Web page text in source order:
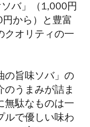
バ」（1,000円
から）と豊富
クオリティの一
の旨味ソバ」の
のうまみが詰ま
無駄なものは一
ルで優しい味わ